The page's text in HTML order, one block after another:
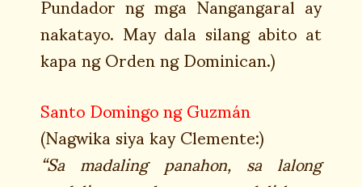
nakatayo. May dala silang abito at
kapa ng Orden ng Dominican.)
Santo Domingo ng Guzmán
(Nagwika siya kay Clemente:)
“Sa madaling panahon, sa lalong